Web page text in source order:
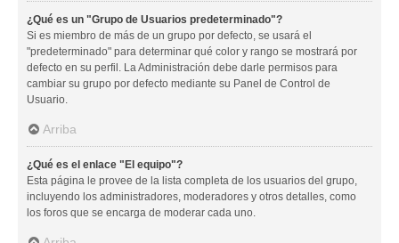
¿Qué es un "Grupo de Usuarios predeterminado"?
Si es miembro de más de un grupo por defecto, se usará el
"predeterminado" para determinar qué color y rango se mostrará por
defecto en su perfil. La Administración debe darle permisos para
cambiar su grupo por defecto mediante su Panel de Control de
Usuario.
Arriba
¿Qué es el enlace "El equipo"?
Esta página le provee de la lista completa de los usuarios del grupo,
incluyendo los administradores, moderadores y otros detalles, como
los foros que se encarga de moderar cada uno.